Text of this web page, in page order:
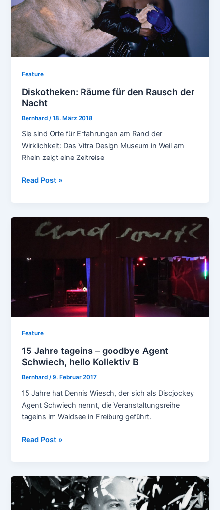
Feature
Diskotheken: Räume für den Rausch der
Nacht
Bernhard /18. März 2018
Sie sind Orte für Erfahrungen am Rand der
Wirklichkeit: Das Vitra Design Museum in Weil am
Rhein zeigt eine Zeitreise
Diskotheken:
den
Rausch
Read Post »
Feature
15 Jahre tageins – goodbye Agent
Schwiech, hello Kollektiv B
Bernhard/9. Februar 2017
15 Jahre hat Dennis Wiesch, der sich als Discjockey
Agent Schwiech nennt, die Veranstaltungsreihe
tageins im Waldsee in Freiburg geführt.
15
–
goodbye
Agent
Read Post »